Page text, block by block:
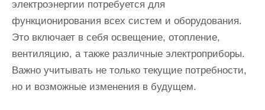
электроэнергии потребуется для
функционирования всех систем и оборудования.
Это включает в себя освещение, отопление,
вентиляцию, а также различные электроприборы.
Важно учитывать не только текущие потребности,
но и возможные изменения в будущем.